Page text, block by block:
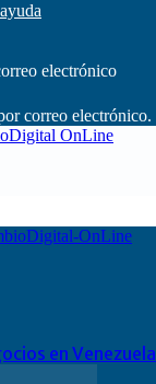
electrónico
correo electrónico.
OnLine
en Venezuela